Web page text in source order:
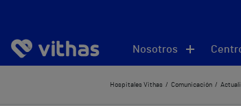
Nosotros
Hospitales Vithas Comunicación